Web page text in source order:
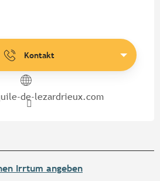
Kontakt
de-lezardrieux.com
Irrtum angeben